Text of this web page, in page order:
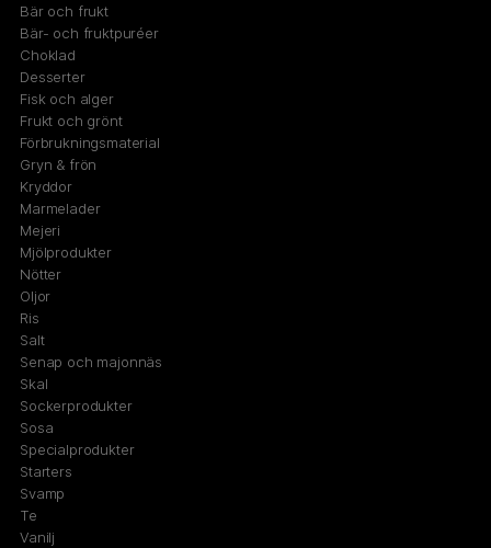
Bär och frukt
Bär- och fruktpuréer
Choklad
Desserter
Fisk och alger
Frukt och grönt
Förbrukningsmaterial
Gryn & frön
Kryddor
Marmelader
Mejeri
Mjölprodukter
Nötter
Oljor
Ris
Salt
Senap och majonnäs
Skal
Sockerprodukter
Sosa
Specialprodukter
Starters
Svamp
Te
Vanilj